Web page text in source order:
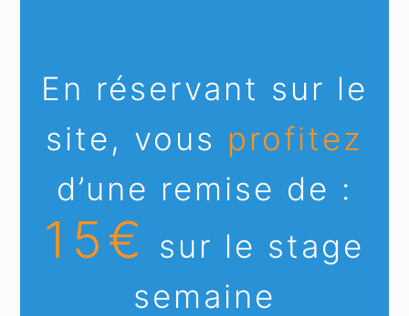
En réservant sur le
site, vous profitez
d’une remise de :
15€ sur le stage
semaine